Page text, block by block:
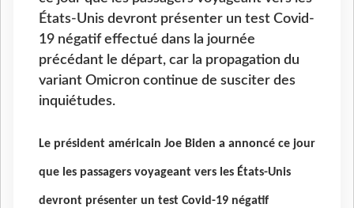
États-Unis devront présenter un test Covid-
19 négatif effectué dans la journée
précédant le départ, car la propagation du
variant Omicron continue de susciter des
inquiétudes.
Le président américain Joe Biden a annoncé ce jour
que les passagers voyageant vers les États-Unis
devront présenter un test Covid-19 négatif